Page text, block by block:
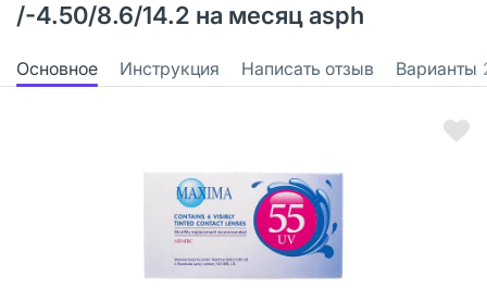
/-4.50/8.6/14.2 на месяц asph
Основное Инструкция Написать отзыв Варианты